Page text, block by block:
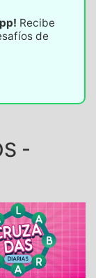
Recibe
de
-